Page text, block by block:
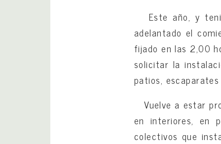
Este año, y
adelantado el
fijado en las 2,00
solicitar la
patios,
Vuelve a estar
en interiores, en
colectivos que